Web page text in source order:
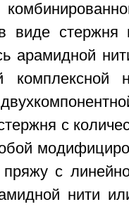
виде стержня
арамидной
с
с
нити